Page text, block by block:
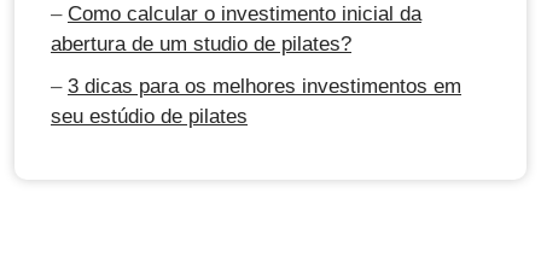
– Como calcular o investimento inicial da
abertura de um studio de pilates?
– 3 dicas para os melhores investimentos em
seu estúdio de pilates